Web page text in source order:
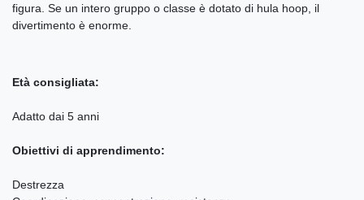
figura. Se un intero gruppo o classe è dotato di hula hoop, il
divertimento è enorme.
Età consigliata:
Adatto dai 5 anni
Obiettivi di apprendimento:
Destrezza